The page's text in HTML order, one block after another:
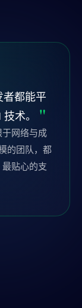
者都能平
术。
网络与成
的团队，都
贴心的支